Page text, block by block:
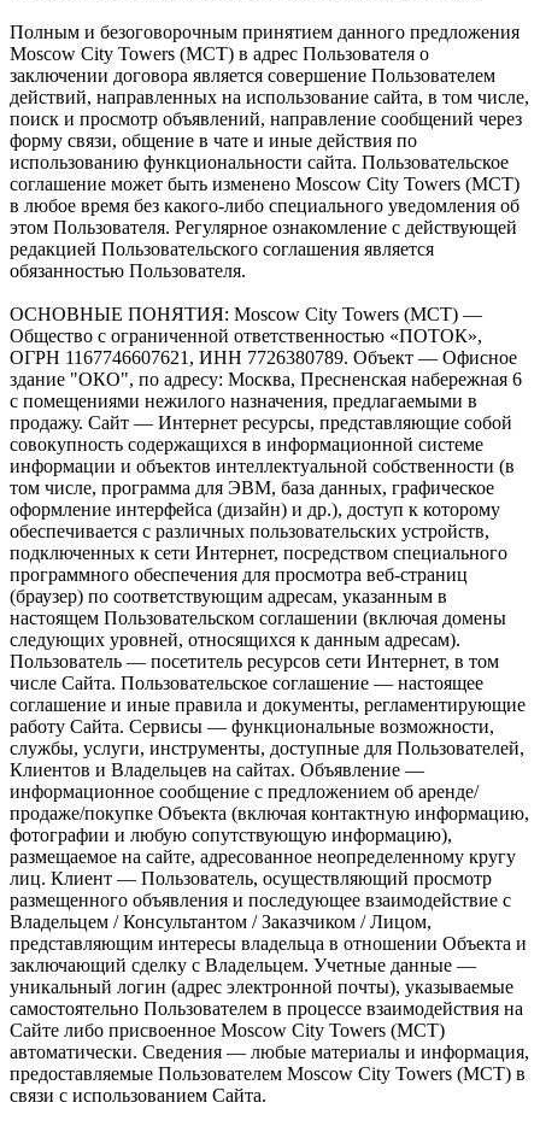
Полным и безоговорочным принятием данного предложения
Moscow City Towers (МСТ) в адрес Пользователя о
заключении договора является совершение Пользователем
действий, направленных на использование сайта, в том числе,
поиск и просмотр объявлений, направление сообщений через
форму связи, общение в чате и иные действия по
использованию функциональности сайта. Пользовательское
соглашение может быть изменено Moscow City Towers (МСТ)
в любое время без какого-либо специального уведомления об
этом Пользователя. Регулярное ознакомление с действующей
редакцией Пользовательского соглашения является
обязанностью Пользователя.
ОСНОВНЫЕ ПОНЯТИЯ: Moscow City Towers (МСТ) —
Общество с ограниченной ответственностью «ПОТОК»,
ОГРН 1167746607621, ИНН 7726380789. Объект — Офисное
здание "ОКО", по адресу: Москва, Пресненская набережная 6
с помещениями нежилого назначения, предлагаемыми в
продажу. Сайт — Интернет ресурсы, представляющие собой
совокупность содержащихся в информационной системе
информации и объектов интеллектуальной собственности (в
том числе, программа для ЭВМ, база данных, графическое
оформление интерфейса (дизайн) и др.), доступ к которому
обеспечивается с различных пользовательских устройств,
подключенных к сети Интернет, посредством специального
программного обеспечения для просмотра веб-страниц
(браузер) по соответствующим адресам, указанным в
настоящем Пользовательском соглашении (включая домены
следующих уровней, относящихся к данным адресам).
Пользователь — посетитель ресурсов сети Интернет, в том
числе Сайта. Пользовательское соглашение — настоящее
соглашение и иные правила и документы, регламентирующие
работу Сайта. Сервисы — функциональные возможности,
службы, услуги, инструменты, доступные для Пользователей,
Клиентов и Владельцев на сайтах. Объявление —
информационное сообщение с предложением об аренде/
продаже/покупке Объекта (включая контактную информацию,
фотографии и любую сопутствующую информацию),
размещаемое на сайте, адресованное неопределенному кругу
лиц. Клиент — Пользователь, осуществляющий просмотр
размещенного объявления и последующее взаимодействие с
Владельцем / Консультантом / Заказчиком / Лицом,
представляющим интересы владельца в отношении Объекта и
заключающий сделку с Владельцем. Учетные данные —
уникальный логин (адрес электронной почты), указываемые
самостоятельно Пользователем в процессе взаимодействия на
Сайте либо присвоенное Moscow City Towers (МСТ)
автоматически. Сведения — любые материалы и информация,
предоставляемые Пользователем Moscow City Towers (МСТ) в
связи с использованием Сайта.